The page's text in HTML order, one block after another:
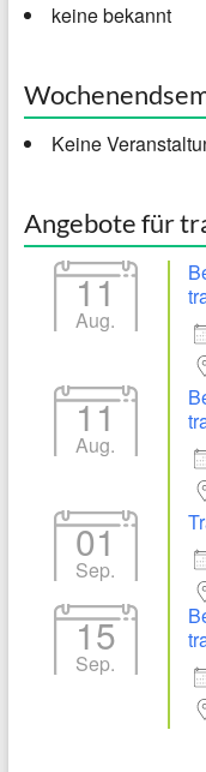
keine bekannt
Keine
Angebote für
11
Aug.
11
Aug.
01
Sep.
15
Sep.